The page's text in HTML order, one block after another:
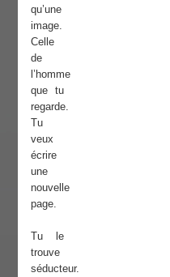
qu’une
image.
Celle
de
l’homme
que tu
regarde.
Tu
veux
écrire
une
nouvelle
page.
Tu le
trouve
séducteur.